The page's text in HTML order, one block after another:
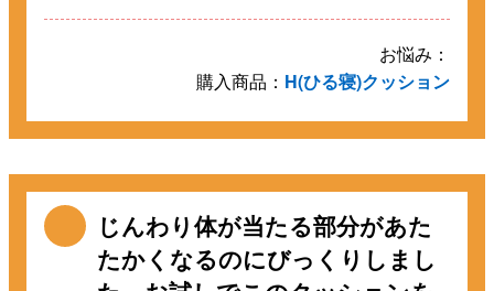
お悩み：
購入商品： H(ひる寝)クッション
じんわり体が当たる部分があた
たかくなるのにびっくりしまし